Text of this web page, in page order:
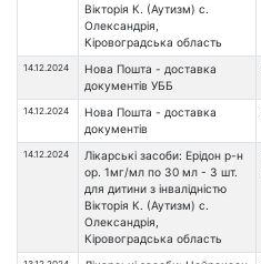
Вікторія К. (Аутизм) с.
Олександрія,
Кіровоградська область
14.12.2024
Нова Пошта - доставка
документів УББ
14.12.2024
Нова Пошта - доставка
документів
14.12.2024
Лікарські засоби: Ерідон р-н
ор. 1мг/мл по 30 мл - 3 шт.
для дитини з інвалідністю
Вікторія К. (Аутизм) с.
Олександрія,
Кіровоградська область